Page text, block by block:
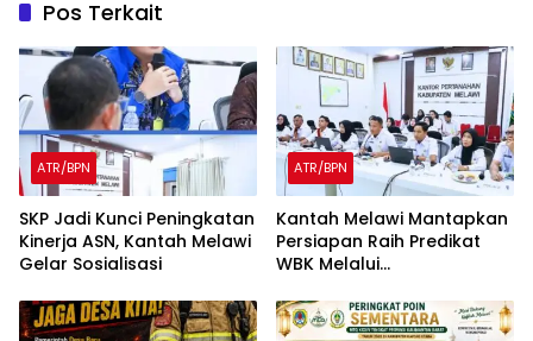
Pos Terkait
ATR/BPN
SKP Jadi Kunci Peningkatan
Kinerja ASN, Kantah Melawi
Gelar Sosialisasi
ATR/BPN
Kantah Melawi Mantapkan
Persiapan Raih Predikat
WBK Melalui
dan Verifikasi Lapangan